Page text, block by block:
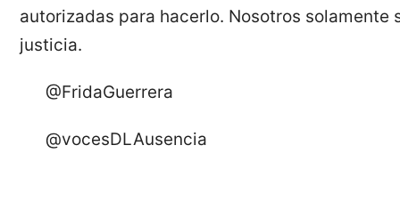
autorizadas para hacerlo. Nosotros solamente
justicia.
@FridaGuerrera
@vocesDLAusencia